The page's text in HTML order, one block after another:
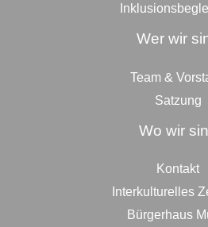
Wer wir
Team &
Satzung
Wo wir
Kontakt
Interkulturelles
Bürgerhaus